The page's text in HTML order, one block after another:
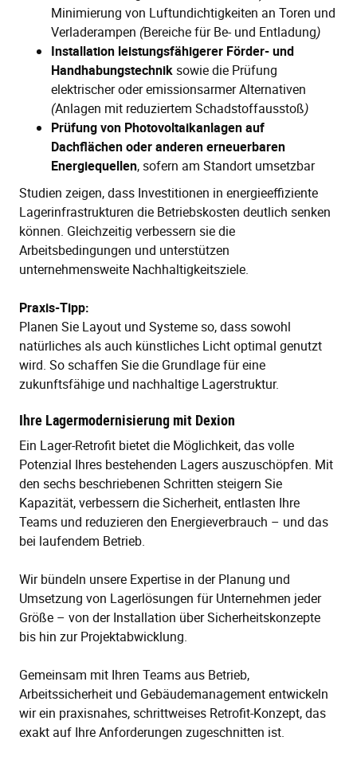
Minimierung von Luftundichtigkeiten an Toren und
Verladerampen (Bereiche für Be- und Entladung)
Installation leistungsfähigerer Förder- und
Handhabungstechniksowie die Prüfung
elektrischer oder emissionsarmer Alternativen
(Anlagen mit reduziertem Schadstoffausstoß)
Prüfung von Photovoltaikanlagen auf
Dachflächen oder anderen erneuerbaren
Energiequellen, sofern am Standort umsetzbar
Studien zeigen, dass Investitionen in energieeffiziente
Lagerinfrastrukturen die Betriebskosten deutlich senken
können. Gleichzeitig verbessern sie die
Arbeitsbedingungen und unterstützen
unternehmensweite Nachhaltigkeitsziele.
Praxis-Tipp:
Planen Sie Layout und Systeme so, dass sowohl
natürliches als auch künstliches Licht optimal genutzt
wird. So schaffen Sie die Grundlage für eine
zukunftsfähige und nachhaltige Lagerstruktur.
Ihre Lagermodernisierung mit Dexion
Ein Lager-Retrofit bietet die Möglichkeit, das volle
Potenzial Ihres bestehenden Lagers auszuschöpfen. Mit
den sechs beschriebenen Schritten steigern Sie
Kapazität, verbessern die Sicherheit, entlasten Ihre
Teams und reduzieren den Energieverbrauch – und das
bei laufendem Betrieb.
Wir bündeln unsere Expertise in der Planung und
Umsetzung von Lagerlösungen für Unternehmen jeder
Größe – von der Installation über Sicherheitskonzepte
bis hin zur Projektabwicklung.
Gemeinsam mit Ihren Teams aus Betrieb,
Arbeitssicherheit und Gebäudemanagement entwickeln
wir ein praxisnahes, schrittweises Retrofit-Konzept, das
exakt auf Ihre Anforderungen zugeschnitten ist.